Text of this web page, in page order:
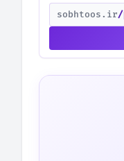
sobhtoos.ir/